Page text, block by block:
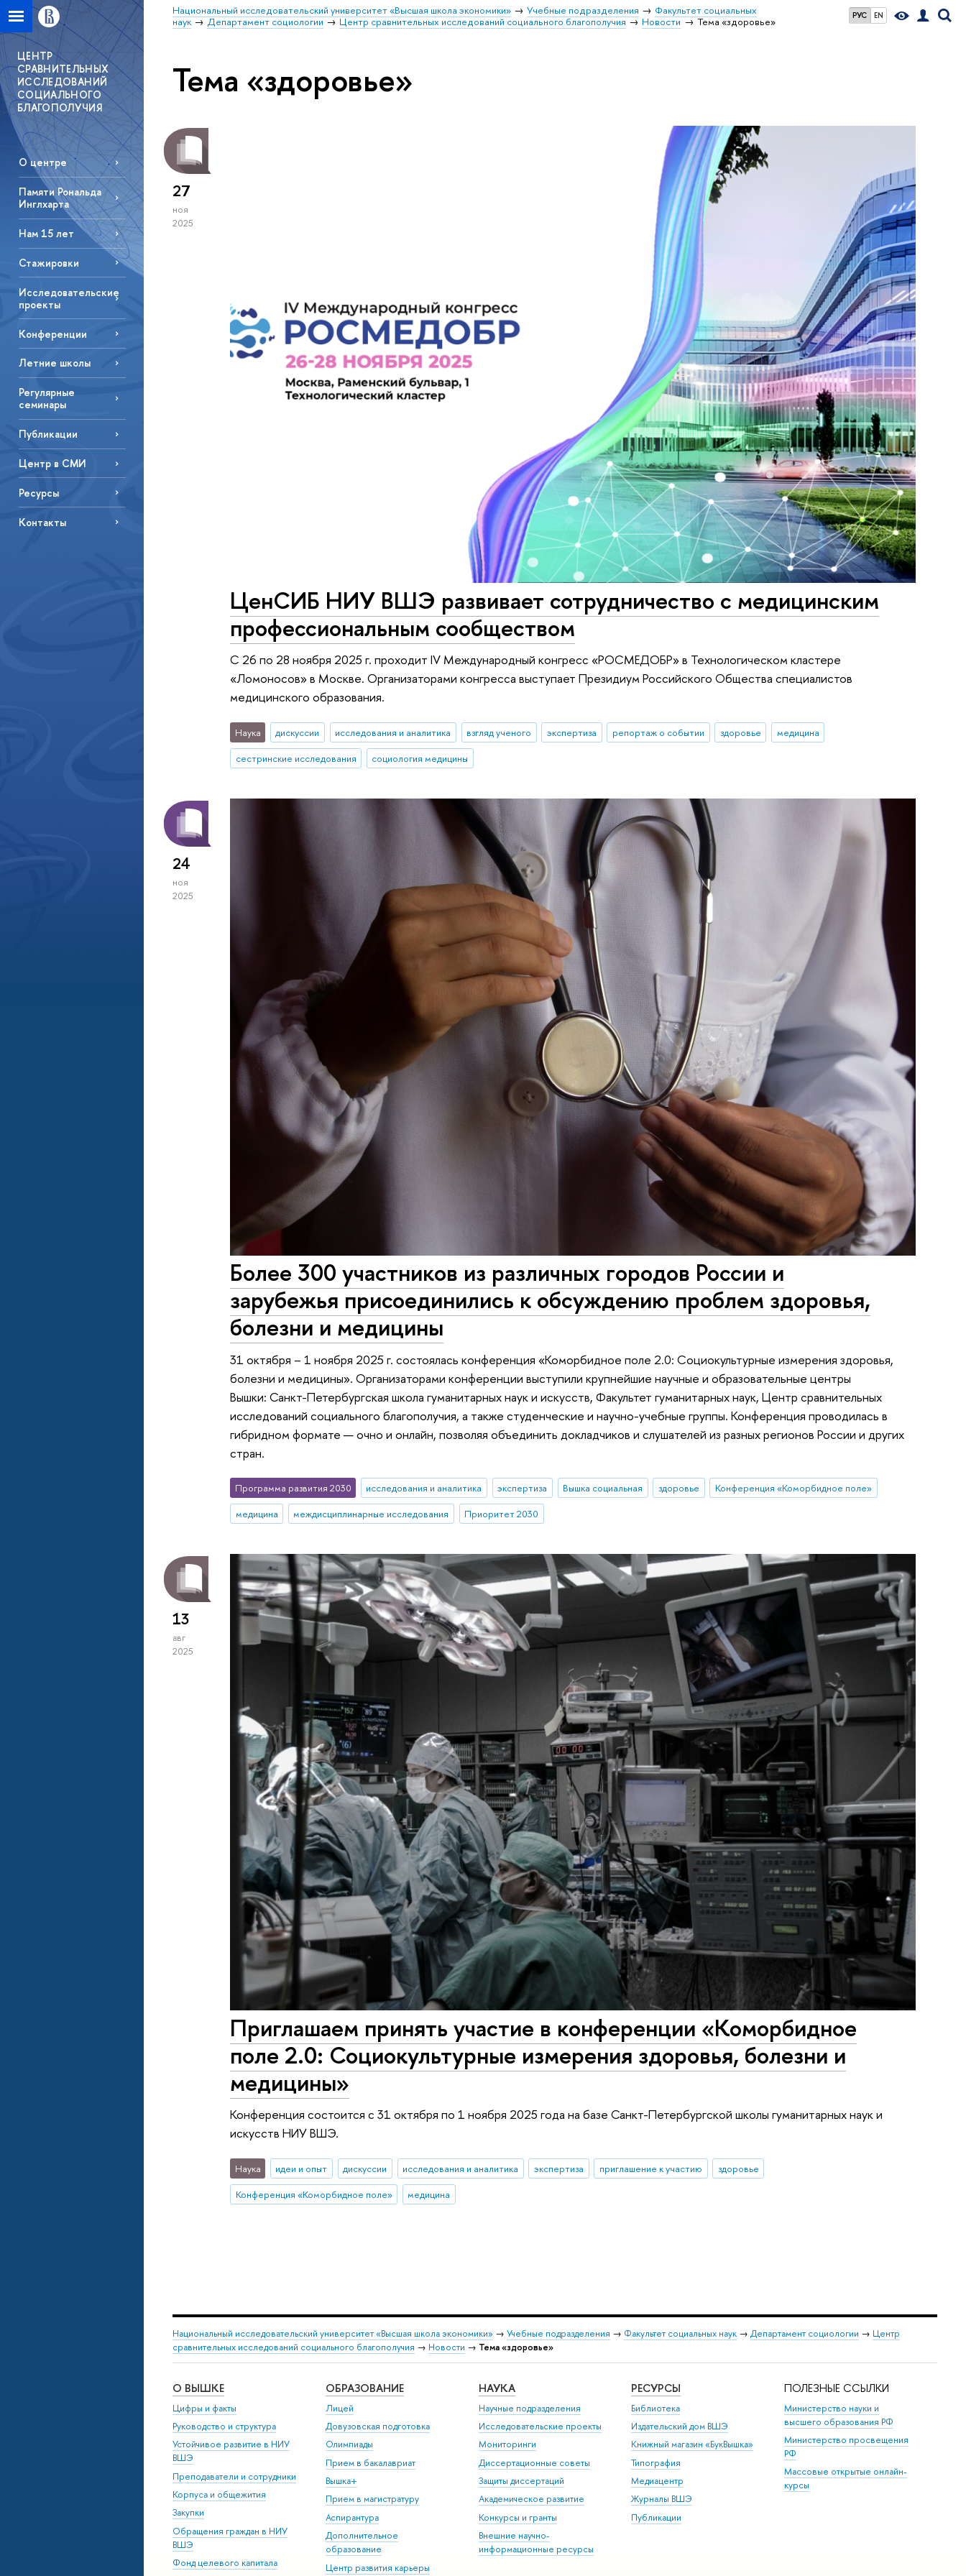
РУС EN
Национальный исследовательский университет «Высшая школа экономики» Учебные подразделения
Факультет социальных
наук
Департамент социологии Центр сравнительных исследований социального благополучия Новости Тема «здоровье»
ЦЕНТР
СРАВНИТЕЛЬНЫХ
ИССЛЕДОВАНИЙ
СОЦИАЛЬНОГО
БЛАГОПОЛУЧИЯ
О центре
Памяти Рональда
Инглхарта
Нам 15 лет
Стажировки
Исследовательские
проекты
Конференции
Летние школы
Регулярные
семинары
Публикации
Центр в СМИ
Ресурсы
Контакты
Тема «здоровье»
27
ноя
2025
ЦенСИБ НИУ ВШЭ развивает сотрудничество с медицинским
профессиональным сообществом
С 26 по 28 ноября 2025 г. проходит IV Международный конгресс «РОСМЕДОБР» в Технологическом кластере
«Ломоносов» в Москве. Организаторами конгресса выступает Президиум Российского Общества специалистов
медицинского образования.
Наука дискуссии исследования и аналитика взгляд ученого экспертиза репортаж о событии здоровье
медицина
сестринские исследования
социология медицины
24
ноя
2025
Более 300 участников из различных городов России и
зарубежья присоединились к обсуждению проблем здоровья,
болезни и медицины
31 октября – 1 ноября 2025 г. состоялась конференция «Коморбидное поле 2.0: Социокультурные измерения здоровья,
болезни и медицины». Организаторами конференции выступили крупнейшие научные и образовательные центры
Вышки: Санкт-Петербургская школа гуманитарных наук и искусств, Факультет гуманитарных наук, Центр сравнительных
исследований социального благополучия, а также студенческие и научно-учебные группы. Конференция проводилась в
гибридном формате — очно и онлайн, позволяя объединить докладчиков и слушателей из разных регионов России и других
стран.
Программа развития 2030 исследования и аналитика экспертиза Вышка социальная здоровье
Конференция «Коморбидное поле»
медицина
междисциплинарные исследования Приоритет 2030
13
авг
2025
Приглашаем принять участие в конференции «Коморбидное
поле 2.0: Социокультурные измерения здоровья, болезни и
медицины»
Конференция состоится с 31 октября по 1 ноября 2025 года на базе Санкт-Петербургской школы гуманитарных наук и
искусств НИУ ВШЭ.
Наука идеи и опыт дискуссии исследования и аналитика экспертиза приглашение к участию
здоровье
Конференция «Коморбидное поле»
медицина
Национальный исследовательский университет «Высшая школа экономики» → Учебные подразделения → Факультет социальных наук → Департамент социологии → Центр
сравнительных исследований социального благополучия → Новости → Тема «здоровье»
О ВЫШКЕ
Цифры и факты
Руководство и структура
Устойчивое развитие в НИУ
ВШЭ
Преподаватели и сотрудники
Корпуса и общежития
Закупки
Обращения граждан в НИУ
ВШЭ
Фонд целевого капитала
ОБРАЗОВАНИЕ
Лицей
Довузовская подготовка
Олимпиады
Прием в бакалавриат
Вышка+
Прием в магистратуру
Аспирантура
Дополнительное
образование
Центр развития карьеры
НАУКА
Научные подразделения
Исследовательские проекты
Мониторинги
Диссертационные советы
Защиты диссертаций
Академическое развитие
Конкурсы и гранты
Внешние научно-
информационные ресурсы
РЕСУРСЫ
Библиотека
Издательский дом ВШЭ
Книжный магазин «БукВышка»
Типография
Медиацентр
Журналы ВШЭ
Публикации
ПОЛЕЗНЫЕ ССЫЛКИ
Министерство науки и
высшего образования РФ
Министерство просвещения
РФ
Массовые открытые онлайн-
курсы